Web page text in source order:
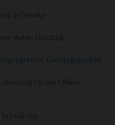
in Geseke
guten Ganztag
Ganztagsausbau
für die Offene